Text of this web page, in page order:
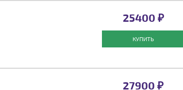
25400 ₽
КУПИТЬ
27900 ₽